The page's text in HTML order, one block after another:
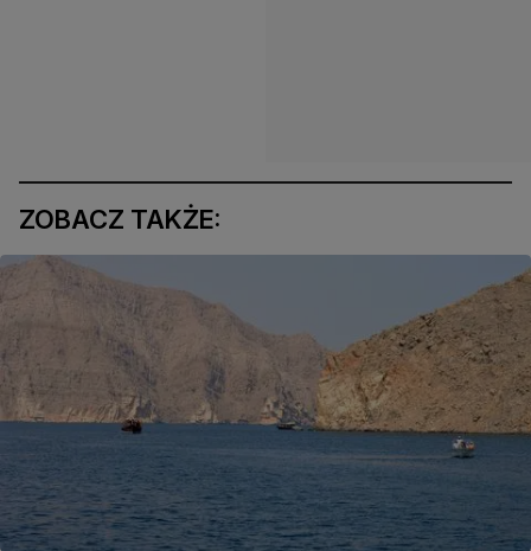
ZOBACZ TAKŻE: